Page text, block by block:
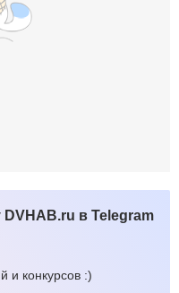
в Telegram
и конкурсов :)